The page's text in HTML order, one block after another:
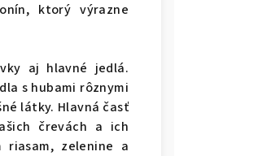
ktorý výrazne
aj hlavné jedlá.
s hubami rôznymi
látky. Hlavná časť
črevách a ich
riasam, zelenine a